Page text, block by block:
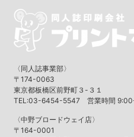
〈同人誌事業部〉
〒174-0063
東京都板橋区前野町３-３１
TEL:03-6454-5547 営業時間
〈中野ブロードウェイ店〉
〒164-0001